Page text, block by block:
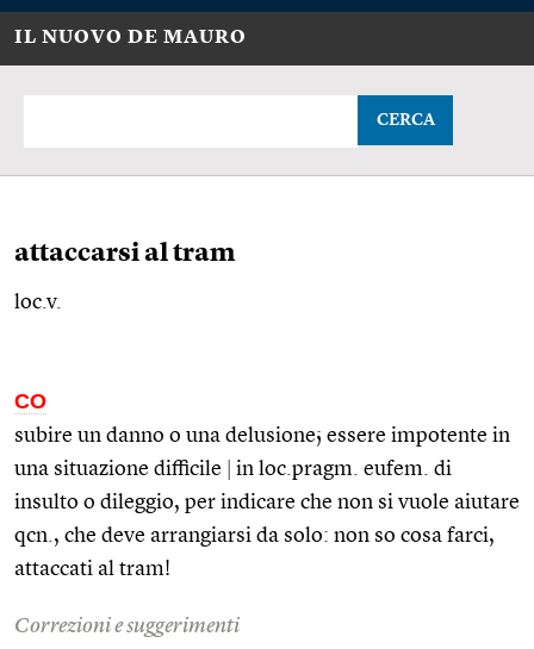
IL NUOVO DE MAURO
CERCA
attaccarsi al tram
loc.v.
CO
subire un danno o una delusione; essere impotente in
una situazione difficile
in loc.pragm. eufem.
di
insulto o dileggio, per indicare che non si vuole aiutare
qcn. , che deve arrangiarsi da solo: non so cosa farci,
attaccati al tram!
Correzioni e suggerimenti